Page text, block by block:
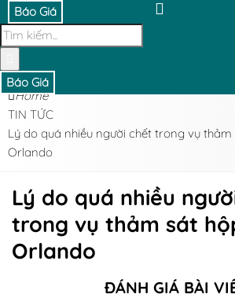
Báo Giá
Báo Giá
Home
TIN TỨC
Lý do quá nhiều người chết trong vụ
Orlando
Lý do quá nhiều
trong vụ thảm sát
Orlando
ĐÁNH GIÁ BÀI